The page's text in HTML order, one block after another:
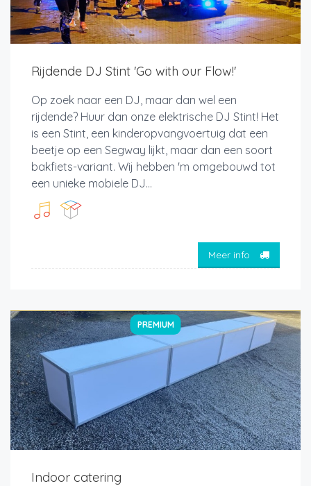
Rijdende DJ Stint 'Go with our Flow!'
Op zoek naar een DJ, maar dan wel een
rijdende? Huur dan onze elektrische DJ Stint! Het
is een Stint, een kinderopvangvoertuig dat een
beetje op een Segway lijkt, maar dan een soort
bakfiets-variant. Wij hebben 'm omgebouwd tot
een unieke mobiele DJ...
Meer info
PREMIUM
Indoor catering